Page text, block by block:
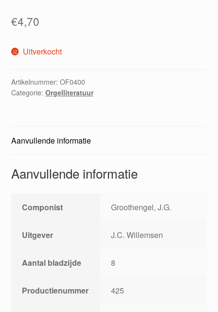
€4,70
Uitverkocht
Artikelnummer: OF0400
Categorie: Orgelliteratuur
Aanvullende informatie
Aanvullende informatie
Componist Groothengel, J.G.
Uitgever J.C. Willemsen
Aantal bladzijde 8
Productienummer 425